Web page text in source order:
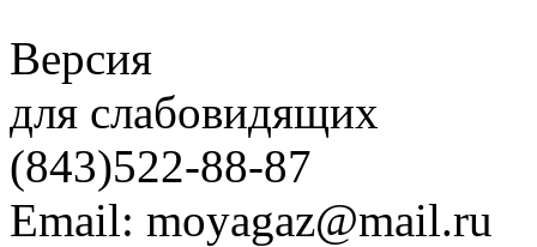
Версия
для слабовидящих
(843)522-88-87
Email: moyagaz@mail.ru